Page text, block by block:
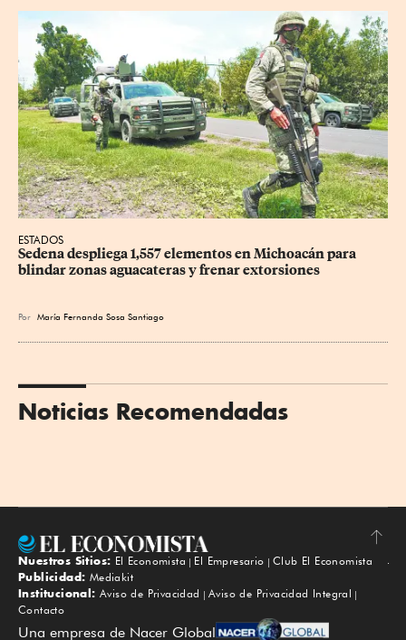
ESTADOS
Sedena despliega 1,557 elementos en Michoacán para
blindar zonas aguacateras y frenar extorsiones
Por María Fernanda Sosa Santiago
Noticias Recomendadas
Subir
Nuestros Sitios: El Economista El Empresario
Club El Economista
Publicidad: Mediakit
Institucional: Aviso de Privacidad
Aviso de Privacidad Integral
Contacto
Una empresa de Nacer Global